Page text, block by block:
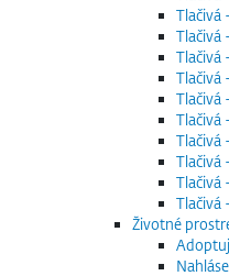
Tlačivá
Tlačivá
Tlačivá
Tlačivá
Tlačivá
Tlačivá
Tlačivá
Tlačivá
Tlačivá
Tlačivá
Životné